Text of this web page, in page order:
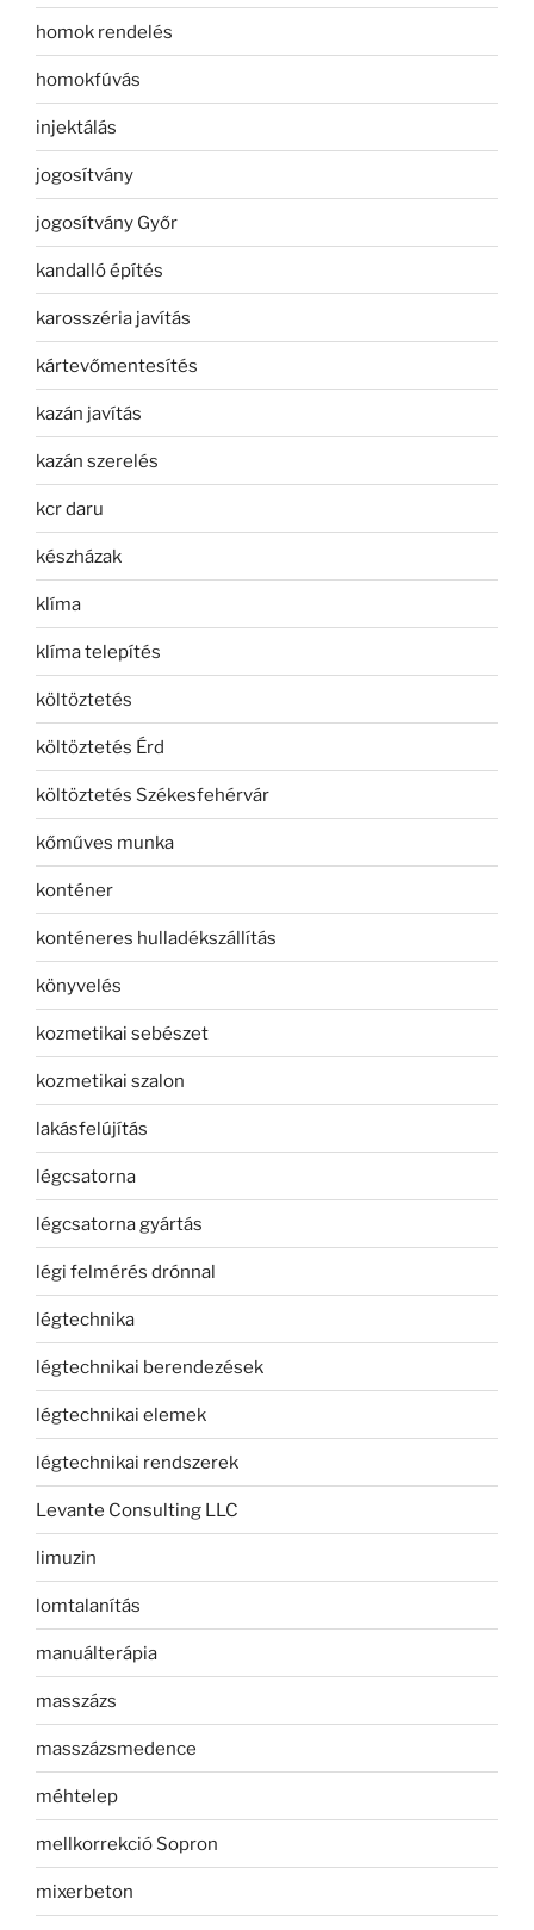
homok rendelés
homokfúvás
injektálás
jogosítvány
jogosítvány Győr
kandalló építés
karosszéria javítás
kártevőmentesítés
kazán javítás
kazán szerelés
kcr daru
készházak
klíma
klíma telepítés
költöztetés
költöztetés Érd
költöztetés Székesfehérvár
kőműves munka
konténer
konténeres hulladékszállítás
könyvelés
kozmetikai sebészet
kozmetikai szalon
lakásfelújítás
légcsatorna
légcsatorna gyártás
légi felmérés drónnal
légtechnika
légtechnikai berendezések
légtechnikai elemek
légtechnikai rendszerek
Levante Consulting LLC
limuzin
lomtalanítás
manuálterápia
masszázs
masszázsmedence
méhtelep
mellkorrekció Sopron
mixerbeton